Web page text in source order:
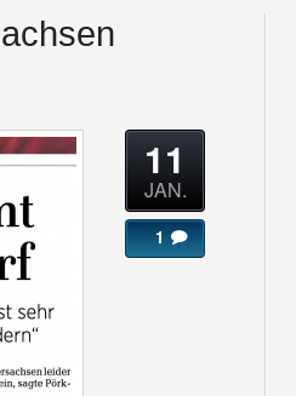
11
JAN.
1